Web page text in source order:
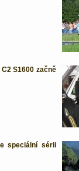
S1600 začně
speciální sérii